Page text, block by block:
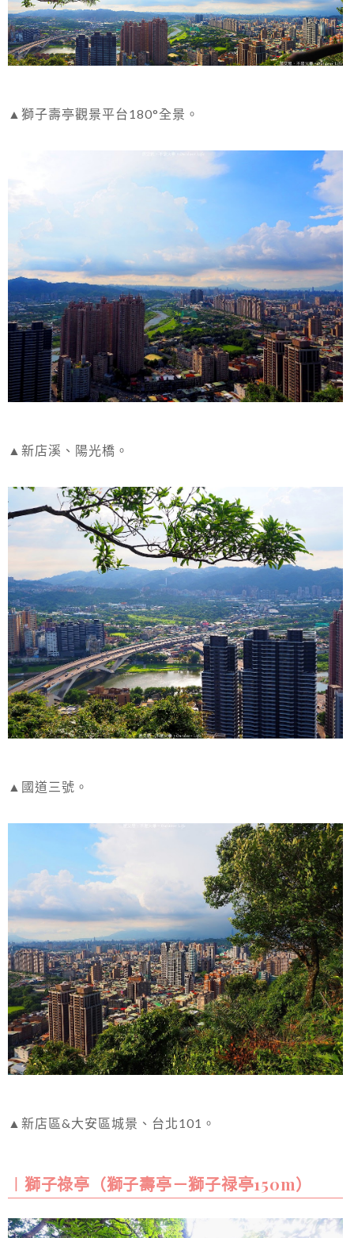
▲獅子壽亭觀景平台180°全景。
▲新店溪、陽光橋。
▲國道三號。
▲新店區&大安區城景、台北101。
︱獅子祿亭（獅子壽亭－獅子禄亭150m）